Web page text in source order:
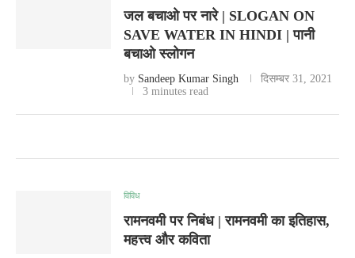
जल बचाओ पर नारे | SLOGAN ON
SAVE WATER IN HINDI | पानी
बचाओ स्लोगन
by Sandeep Kumar Singh
दिसम्बर 31, 2021
3 minutes read
विविध
रामनवमी पर निबंध | रामनवमी का इतिहास,
महत्त्व और कविता